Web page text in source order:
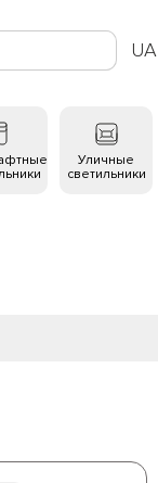
UA
Уличные
светильники